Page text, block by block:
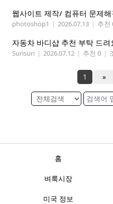
photoshop1 | 2026.07.13 | 추천
자동차 바디샵 추천 부탁 드려
Surisuri | 2026.07.12 | 추천 0 |
1 »
홈
벼룩시장
미국 정보